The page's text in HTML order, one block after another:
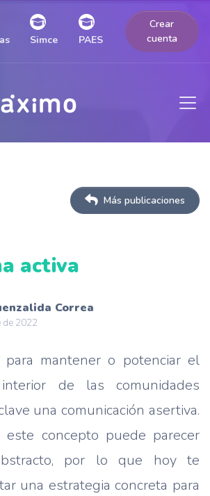
Simce PAES
Crear
cuenta
Más publicaciones
activa
Correa
de 2022
para mantener o potenciar el
de las comunidades
una comunicación asertiva.
este concepto puede parecer
por lo que hoy te
una estrategia concreta para